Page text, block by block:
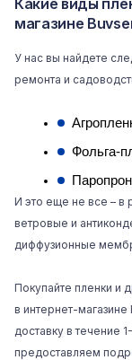
Какие виды
магазине
У нас вы найдете
ремонта и
Фольга-
И это еще не все – в
ветровые и
диффузионные
Покупайте пленки и
в интернет-
доставку в течение
предоставляем